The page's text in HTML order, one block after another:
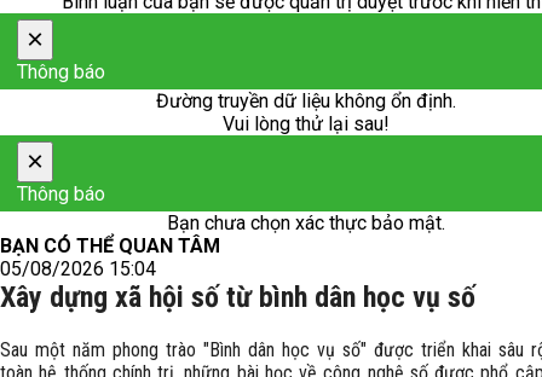
×
Thông báo
Đường truyền dữ liệu không ổn định.
Vui lòng thử lại sau!
×
Thông báo
Bạn chưa chọn xác thực bảo mật.
BẠN CÓ THỂ QUAN TÂM
05/08/2026 15:04
Xây dựng xã hội số từ bình dân học vụ số
Sau một năm phong trào "Bình dân học vụ số" được triển khai sâu